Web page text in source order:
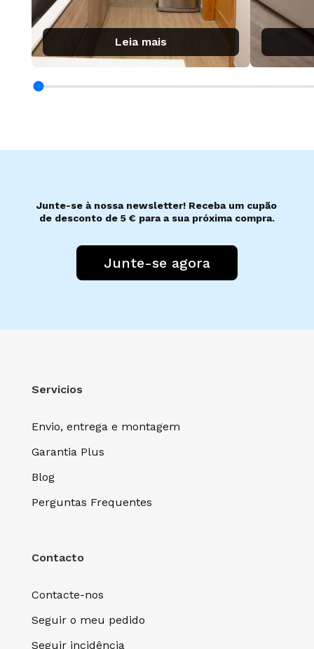
Leia mais
Junte-se à nossa newsletter! Receba um cupão
de desconto de 5 € para a sua próxima compra.
Junte-se agora
Servicios
Envio, entrega e montagem
Garantia Plus
Blog
Perguntas Frequentes
Contacto
Contacte-nos
Seguir o meu pedido
Seguir incidência